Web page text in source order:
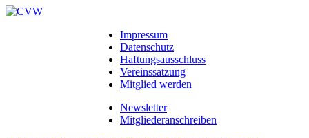
Impressum
Datenschutz
Haftungsausschluss
Vereinssatzung
Mitglied werden
Newsletter
Mitgliederanschreiben